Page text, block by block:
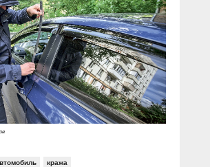
ролики
фильмы
репортаж
и меч»
России»
кража